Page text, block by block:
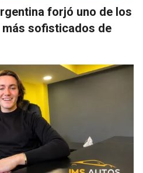
forjó uno de los
sofisticados de